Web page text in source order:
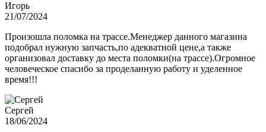
Игорь
21/07/2024
Произошла поломка на трассе.Менеджер данного магазина
подобрал нужную запчасть,по адекватной цене,а также
организовал доставку до места поломки(на трассе).Огромное
человеческое спасибо за проделанную работу и уделенное
время!!!
Сергей
18/06/2024